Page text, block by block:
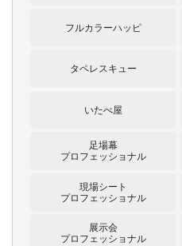
フルカラーハッピ
タペレスキュー
いたべ屋
足場幕
プロフェッショナル
現場シート
プロフェッショナル
展示会
プロフェッショナル